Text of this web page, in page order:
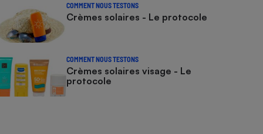
COMMENT NOUS TESTONS
Crèmes solaires - Le protocole
COMMENT NOUS TESTONS
Crèmes solaires visage - Le
protocole